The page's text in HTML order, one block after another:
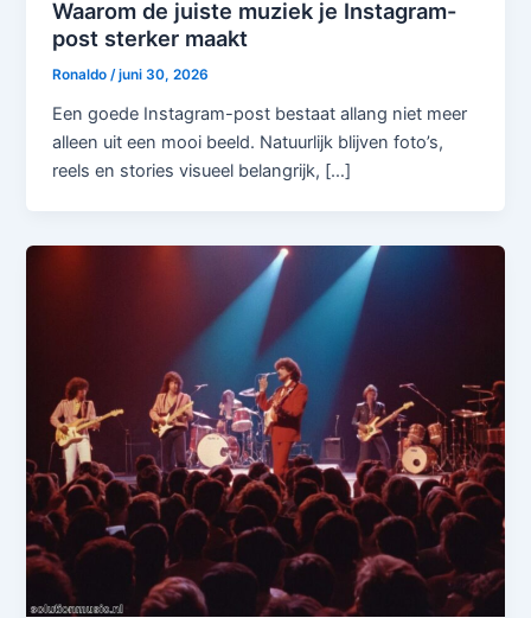
Waarom de juiste muziek je Instagram-
post sterker maakt
Ronaldo/juni 30, 2026
Een goede Instagram-post bestaat allang niet meer
alleen uit een mooi beeld. Natuurlijk blijven foto’s,
reels en stories visueel belangrijk, […]